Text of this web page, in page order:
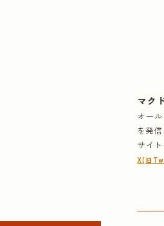
マク
オー
を発
サイ
X(旧